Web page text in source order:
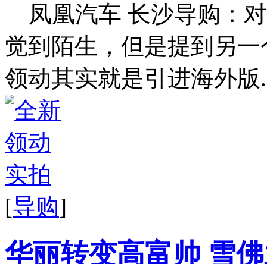
凤凰汽车 长沙导购：
觉到陌生，但是提到另
领动其实就是引进海外版
[导购]
华丽转变高富帅 雪